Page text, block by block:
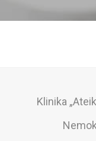
Klinika